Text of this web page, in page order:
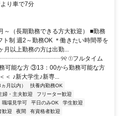
り車で7分
～（長期勤務できる方大歓迎） ■勤務
制 週2～勤務OK ＊働きたい時間帯を
以上勤務の方は出勤...
①フルタイム
可能な方 ③13：00から勤務可能な方
＜ ♪新大学生♪新専...
月以内）
扶養内勤務OK
婦・主夫歓迎
フリーター歓迎
職場見学可 平日のみOK
学生歓迎
歓迎 夜間 有資格者歓迎